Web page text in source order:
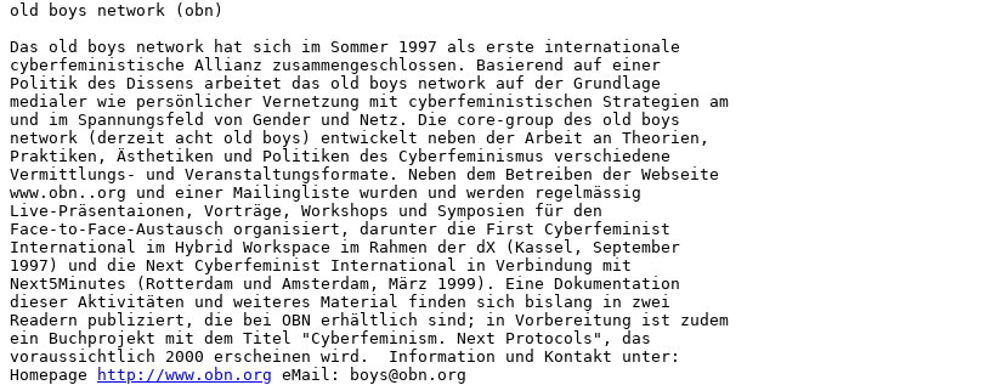
old boys network (obn)
Das old boys network hat sich im Sommer 1997 als erste internationale
cyberfeministische Allianz zusammengeschlossen. Basierend auf einer
Politik des Dissens arbeitet das old boys network auf der Grundlage
medialer wie persönlicher Vernetzung mit cyberfeministischen Strategien am
und im Spannungsfeld von Gender und Netz. Die core-group des old boys
network (derzeit acht old boys) entwickelt neben der Arbeit an Theorien,
Praktiken, Ästhetiken und Politiken des Cyberfeminismus verschiedene
Vermittlungs- und Veranstaltungsformate. Neben dem Betreiben der Webseite
www.obn..org und einer Mailingliste wurden und werden regelmässig
Live-Präsentaionen, Vorträge, Workshops und Symposien für den
Face-to-Face-Austausch organisiert, darunter die First Cyberfeminist
International im Hybrid Workspace im Rahmen der dX (Kassel, September
1997) und die Next Cyberfeminist International in Verbindung mit
Next5Minutes (Rotterdam und Amsterdam, März 1999). Eine Dokumentation
dieser Aktivitäten und weiteres Material finden sich bislang in zwei
Readern publiziert, die bei OBN erhältlich sind; in Vorbereitung ist zudem
ein Buchprojekt mit dem Titel "Cyberfeminism. Next Protocols", das
voraussichtlich 2000 erscheinen wird.  Information und Kontakt unter:
Homepage
http://www.obn.org eMail: boys@obn.org